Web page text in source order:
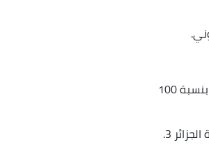
وتتجلى أهمية هذه المنصة المبتكرة في سعيها إلى تحويل الأكاديمية إلى فضاء رقمي متكامل بنسبة 100
3.